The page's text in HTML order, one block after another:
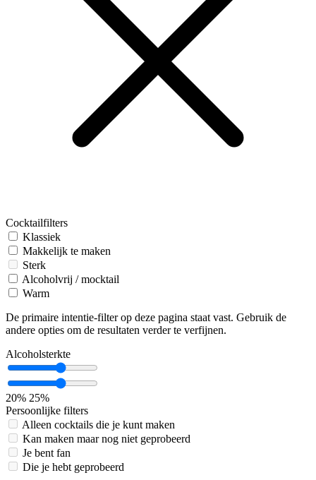
Cocktailfilters
Klassiek
Makkelijk te maken
Sterk
Alcoholvrij / mocktail
Warm
De primaire intentie-filter op deze pagina staat vast. Gebruik de
andere opties om de resultaten verder te verfijnen.
Alcoholsterkte
20% 25%
Persoonlijke filters
Alleen cocktails die je kunt maken
Kan maken maar nog niet geprobeerd
Je bent fan
Die je hebt geprobeerd